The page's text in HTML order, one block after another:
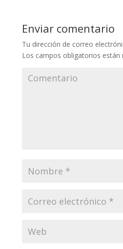
Enviar comentario
Tu dirección de correo
Los campos obligatorios están